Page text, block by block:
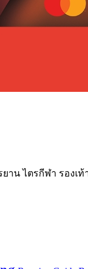
ไตรกีฬา รองเท้